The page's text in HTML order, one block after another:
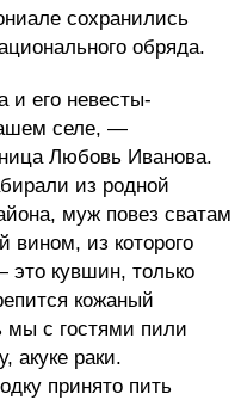
сохранились
обряда.
и его невесты-
селе, —
Любовь Иванова.
из родной
муж повез сватам
вином, из которого
кувшин, только
кожаный
с гостями пили
акуке раки.
принято пить